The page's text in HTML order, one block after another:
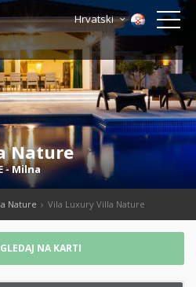
Hrvatski
Nature
-Milna
Nature Vila Luxury Villa Nature
NA KARTI